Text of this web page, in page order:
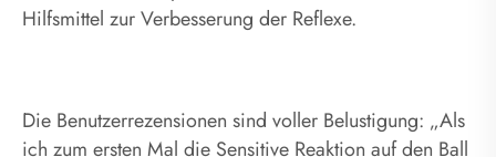
Hilfsmittel zur Verbesserung der Reflexe.
Die Benutzerrezensionen sind voller Belustigung: „Als
ich zum ersten Mal die Sensitive Reaktion auf den Ball